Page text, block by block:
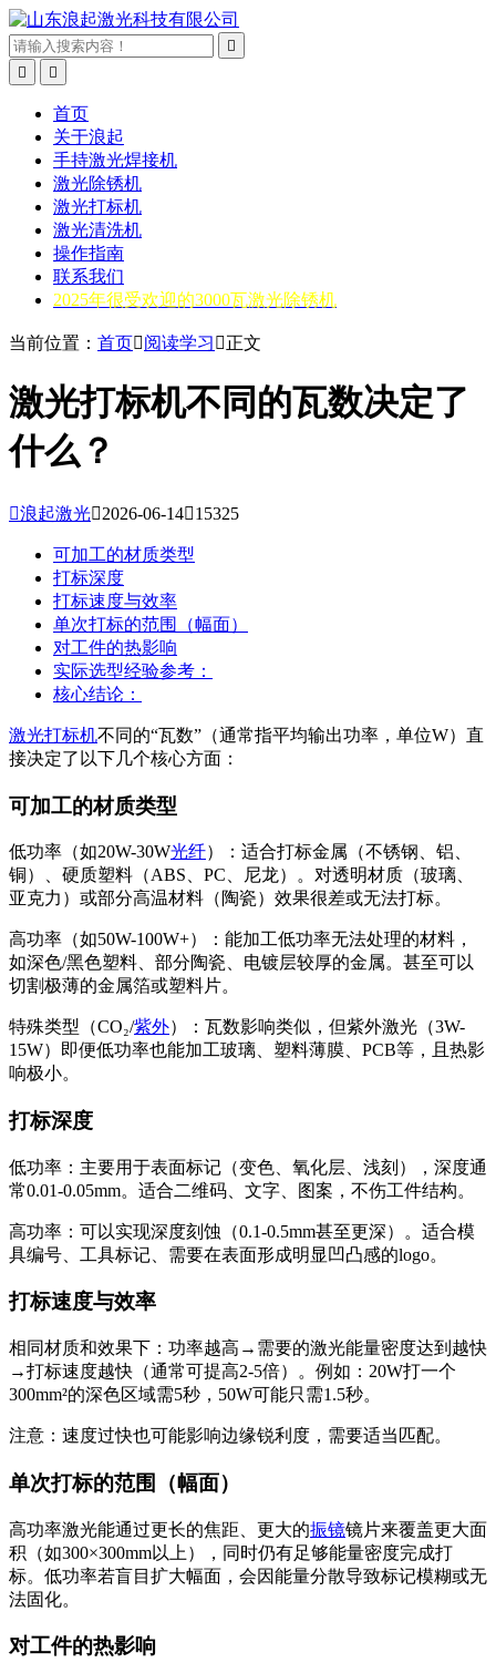



首页
关于浪起
手持激光焊接机
激光除锈机
激光打标机
激光清洗机
操作指南
联系我们
2025年很受欢迎的3000瓦激光除锈机
当前位置： 首页阅读学习 正文
激光打标机不同的瓦数决定了
什么？
浪起激光2026-06-1415325
可加工的材质类型
打标深度
打标速度与效率
单次打标的范围（幅面）
对工件的热影响
实际选型经验参考：
核心结论：
激光打标机不同的“瓦数”（通常指平均输出功率，单位W）直
接决定了以下几个核心方面：
可加工的材质类型
低功率（如20W-30W光纤）：适合打标金属（不锈钢、铝、
铜）、硬质塑料（ABS、PC、尼龙）。对透明材质（玻璃、
亚克力）或部分高温材料（陶瓷）效果很差或无法打标。
高功率（如50W-100W+）：能加工低功率无法处理的材料，
如深色/黑色塑料、部分陶瓷、电镀层较厚的金属。甚至可以
切割极薄的金属箔或塑料片。
特殊类型（CO₂/紫外）：瓦数影响类似，但紫外激光（3W-
15W）即便低功率也能加工玻璃、塑料薄膜、PCB等，且热影
响极小。
打标深度
低功率：主要用于表面标记（变色、氧化层、浅刻），深度通
常0.01-0.05mm。适合二维码、文字、图案，不伤工件结构。
高功率：可以实现深度刻蚀（0.1-0.5mm甚至更深）。适合模
具编号、工具标记、需要在表面形成明显凹凸感的logo。
打标速度与效率
相同材质和效果下：功率越高→需要的激光能量密度达到越快
→打标速度越快（通常可提高2-5倍）。例如：20W打一个
300mm²的深色区域需5秒，50W可能只需1.5秒。
注意：速度过快也可能影响边缘锐利度，需要适当匹配。
单次打标的范围（幅面）
高功率激光能通过更长的焦距、更大的振镜镜片来覆盖更大面
积（如300×300mm以上），同时仍有足够能量密度完成打
标。低功率若盲目扩大幅面，会因能量分散导致标记模糊或无
法固化。
对工件的热影响